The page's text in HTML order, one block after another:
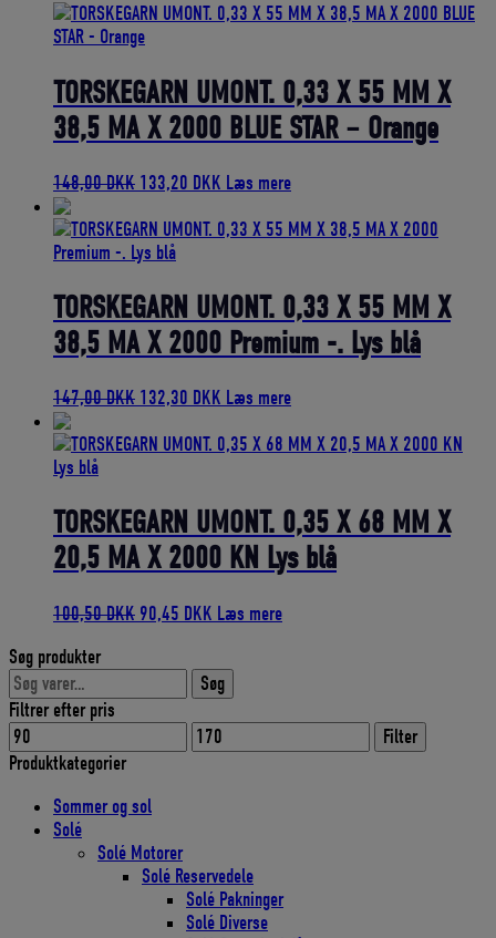
pris
var:
pris
TORSKEGARN UMONT. 0,33 X 55 MM X
38,5 MA X 2000 BLUE STAR – Orange
148,00DKK Den
pris
var:
133,20 DKK Den
pris
Læs mere
TORSKEGARN UMONT. 0,33 X 55 MM X
38,5 MA X 2000 Premium -. Lys blå
147,00DKK Den
pris
132,30 DKK Den
pris
Læs mere
TORSKEGARN UMONT. 0,35 X 68 MM X
20,5 MA X 2000 KN Lys blå
100,50DKK Den
100,50 DKK.
90,45 DKK Den
er:
90,45 DKK.
Læs mere
Søg produkter
Søg
efter:
Søg
Filtrer efter pris
Mindste
pris
Højeste
pris
Filter
Produktkategorier
Sommer og sol
Solé
Solé Motorer
Solé Reservedele
Solé Pakninger
Solé Diverse